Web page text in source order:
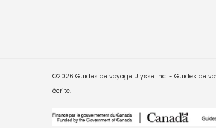
©2026 Guides de voyage Ulysse inc. - Guides de
écrite.